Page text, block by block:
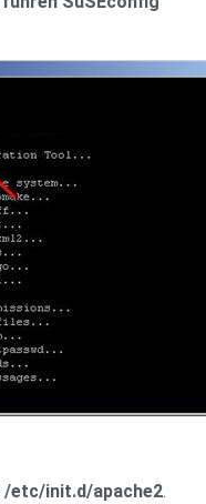
/etc/init.d/apache2.